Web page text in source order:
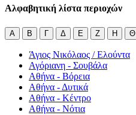
Αλφαβητική λίστα περιοχών
Α Β Γ Δ Ε Ζ Η Θ
Άγιος Νικόλαος / Ελούντα
Αγόριανη - Σουβάλα
Αθήνα - Βόρεια
Αθήνα - Δυτικά
Αθήνα - Κέντρο
Αθήνα - Νότια